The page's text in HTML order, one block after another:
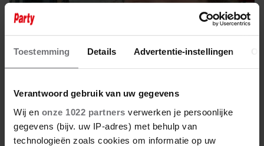
Toestemming Details Advertentie-instellingen
Verantwoord gebruik van uw gegevens
Wij en onze 1022 partners verwerken je persoonlijke
gegevens (bijv. uw IP-adres) met behulp van
technologieën zoals cookies om informatie op uw